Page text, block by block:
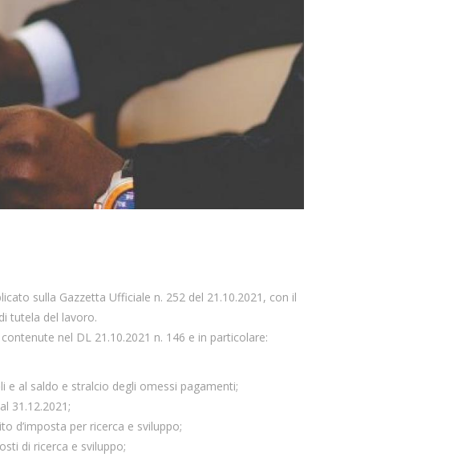
sulla Gazzetta Ufficiale n. 252 del 21.10.2021, con il
tutela del lavoro.
nel DL 21.10.2021 n. 146 e in particolare:
e al saldo e stralcio degli omessi pagamenti;
31.12.2021;
d’imposta per ricerca e sviluppo;
di ricerca e sviluppo;